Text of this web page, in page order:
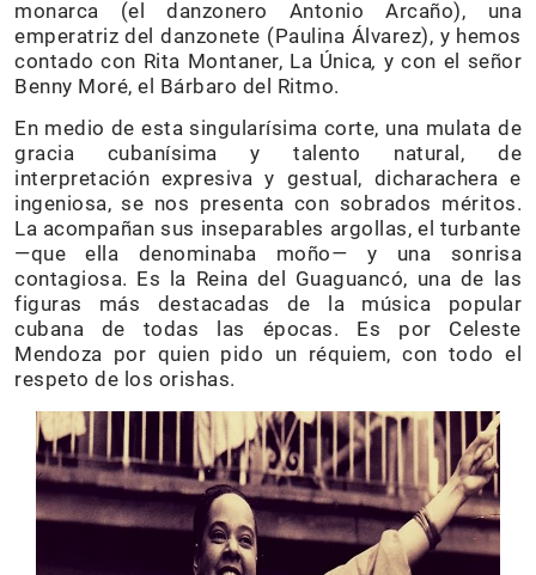
monarca (el danzonero Antonio Arcaño), una
emperatriz del danzonete (Paulina Álvarez), y hemos
contado con Rita Montaner, La Única, y con el señor
Benny Moré, el Bárbaro del Ritmo.
En medio de esta singularísima corte, una mulata de
gracia cubanísima y talento natural, de
interpretación expresiva y gestual, dicharachera e
ingeniosa, se nos presenta con sobrados méritos.
La acompañan sus inseparables argollas, el turbante
—que ella denominaba moño— y una sonrisa
contagiosa. Es la Reina del Guaguancó, una de las
figuras más destacadas de la música popular
cubana de todas las épocas. Es por Celeste
Mendoza por quien pido un réquiem, con todo el
respeto de los orishas.